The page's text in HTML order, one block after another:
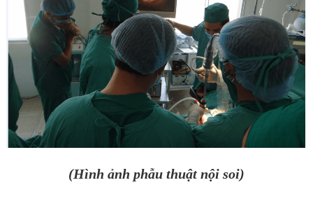
(Hình ảnh phẫu thuật nội soi)